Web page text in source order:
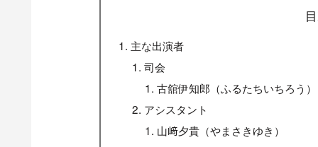
主な出演者
司会
古舘伊知郎（ふるたちいちろう）
アシスタント
山﨑夕貴（やまさきゆき）